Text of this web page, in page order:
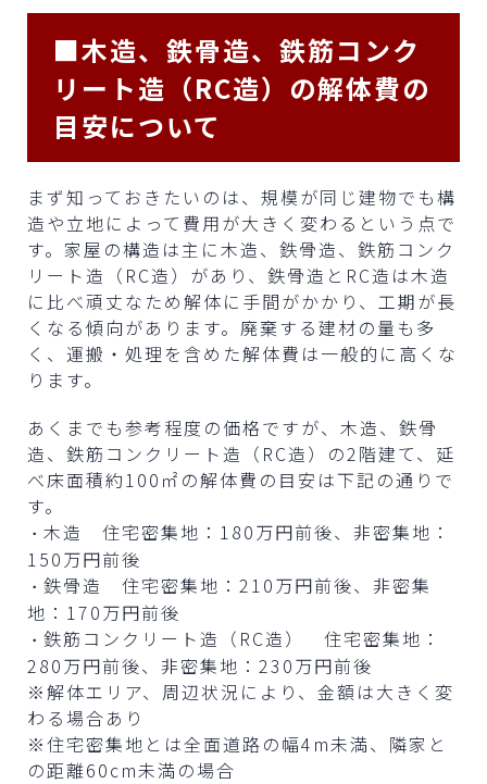
■木造、鉄骨造、鉄筋コンク
リート造（RC造）の解体費の
目安について
まず知っておきたいのは、規模が同じ建物でも構
造や立地によって費用が大きく変わるという点で
す。家屋の構造は主に木造、鉄骨造、鉄筋コンク
リート造（RC造）があり、鉄骨造とRC造は木造
に比べ頑丈なため解体に手間がかかり、工期が長
くなる傾向があります。廃棄する建材の量も多
く、運搬・処理を含めた解体費は一般的に高くな
ります。
あくまでも参考程度の価格ですが、木造、鉄骨
造、鉄筋コンクリート造（RC造）の2階建て、延
べ床面積約100㎡の解体費の目安は下記の通りで
す。
・ 木造 住宅密集地：180万円前後、非密集地：
150万円前後
・ 鉄骨造 住宅密集地：210万円前後、非密集
地：170万円前後
・ 鉄筋コンクリート造（RC造） 住宅密集地：
280万円前後、非密集地：230万円前後
※解体エリア、周辺状況により、金額は大きく変
わる場合あり
※住宅密集地とは全面道路の幅4m未満、隣家と
の距離60cm未満の場合